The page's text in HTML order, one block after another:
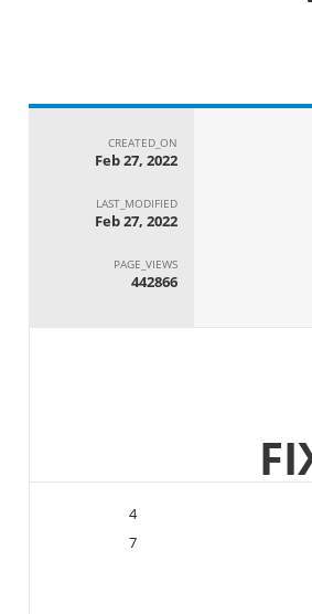
CREATED_ON
Feb 27, 2022
LAST_MODIFIED
Feb 27, 2022
PAGE_VIEWS
442866
4
7